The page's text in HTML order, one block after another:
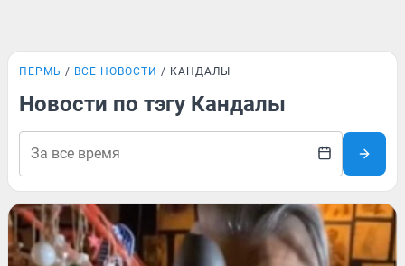
ПЕРМЬ ВСЕ НОВОСТИ КАНДАЛЫ
Новости по тэгу Кандалы